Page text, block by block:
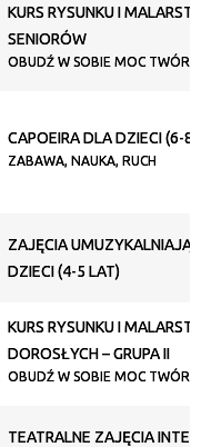
KURS RYSUNKU I
SENIORÓW
OBUDŹ W SOBIE MOC
CAPOEIRA DLA DZIECI (6-8
ZABAWA, NAUKA, RUCH
ZAJĘCIA
DZIECI (4-5 LAT)
KURS RYSUNKU I
DOROSŁYCH – GRUPA II
OBUDŹ W SOBIE MOC
TEATRALNE ZAJĘCIA